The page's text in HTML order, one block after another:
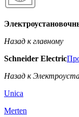
Назад к главному
Schneider Electric
Назад к
Unica
Merten